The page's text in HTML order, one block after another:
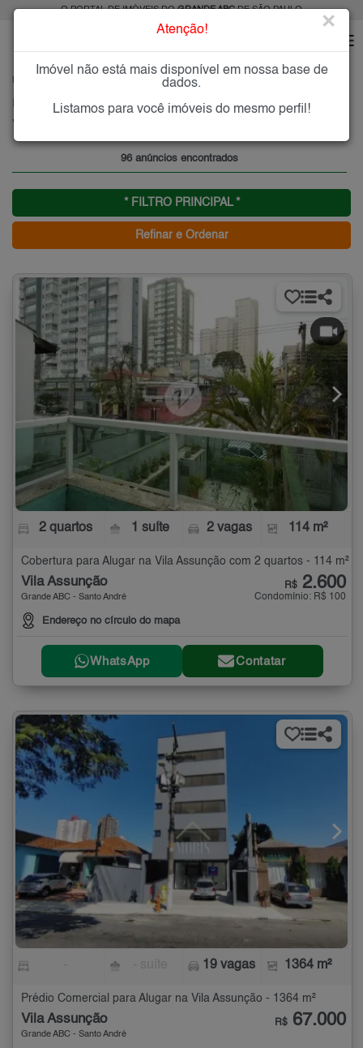
O PORTAL DE IMÓVEIS DOGRANDE ABCDE SÃO PAULO
SANTO ANDRÉ
Imóveis para Alugar na Vila Assunção, Santo André, SP
Vila Assunção - Santo André, Grande ABC
96 anúncios encontrados
* FILTRO PRINCIPAL *
Refinar e Ordenar
2 quartos 1 suíte 2 vagas 114 m²
Cobertura para Alugar na Vila Assunção com 2 quartos - 114 m²
Vila Assunção
Grande ABC - Santo André
Endereço no círculo do mapa
R$ 2.600
Condomínio: R$ 100
WhatsApp Contatar
19 vagas 1364 m²
Prédio Comercial para Alugar na Vila Assunção - 1364 m²
Vila Assunção
Grande ABC - Santo André
R$ 67.000
Atenção! ×
Imóvel não está mais disponível em nossa base de
dados.
Listamos para você imóveis do mesmo perfil!